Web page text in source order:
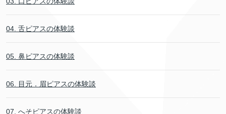
04. 舌ピアスの体験談
05. 鼻ピアスの体験談
06. 目元．眉ピアスの体験談
07. へそピアスの体験談